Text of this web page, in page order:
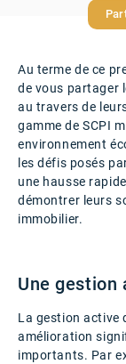
Au terme de ce
de vous partager
au travers de
gamme de SCPI
environnement
les défis posés
une hausse
démontrer leurs
immobilier.
Une gestion
La gestion active
amélioration
importants. Par